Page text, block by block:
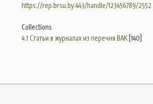
https://rep.brsu.by:443/handle/123456789/2552
Collections
4.1 Статьи в журналах из перечня ВАК[140]